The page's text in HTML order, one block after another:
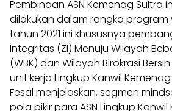
Pembinaan ASN Kemenag Sultra
dilakukan dalam rangka
tahun 2021 ini khususnya
Integritas (ZI) Menuju Wilayah
(WBK) dan Wilayah Birokrasi
unit kerja Lingkup Kanwil Kemenag
Fesal menjelaskan, segmen
pola pikir para ASN Lingkup